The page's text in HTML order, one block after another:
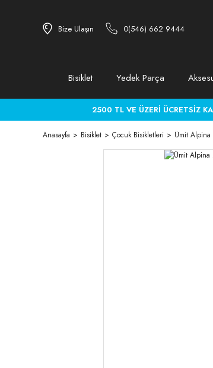
Bize Ulaşın 0(546) 662 9444
Bisiklet Yedek Parça
2500 TL VE ÜZERİ ÜCRETSİZ
Anasayfa Bisiklet Çocuk Bisikletleri Ümit Alpina